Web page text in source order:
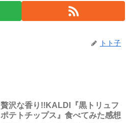
トト子
贅沢な香り!!KALDI『黒トリュフ
ポテトチップス』食べてみた感想